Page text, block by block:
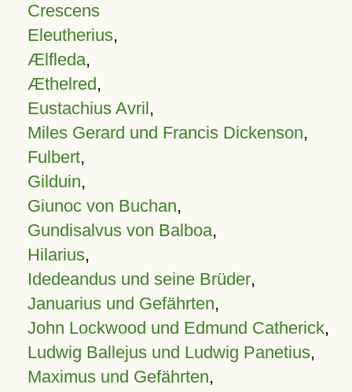
Crescens
Eleutherius,
Ælfleda,
Æthelred,
Eustachius Avril,
Miles Gerard und Francis Dickenson,
Fulbert,
Gilduin,
Giunoc von Buchan,
Gundisalvus von Balboa,
Hilarius,
Idedeandus und seine Brüder,
Januarius und Gefährten,
John Lockwood und Edmund Catherick,
Ludwig Ballejus und Ludwig Panetius,
Maximus und Gefährten,